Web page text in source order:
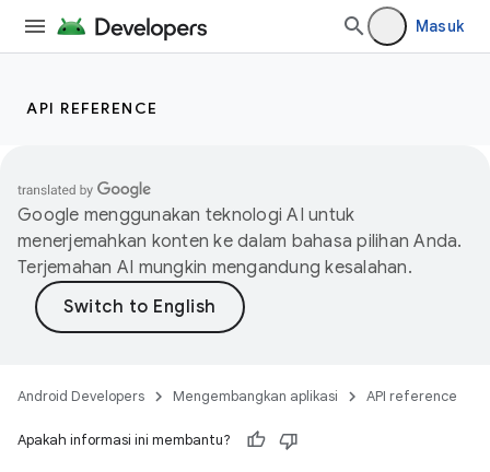
Masuk
API REFERENCE
Google menggunakan teknologi AI untuk
menerjemahkan konten ke dalam bahasa pilihan Anda.
Terjemahan AI mungkin mengandung kesalahan.
Android Developers Mengembangkan aplikasi API reference
Apakah informasi ini membantu?